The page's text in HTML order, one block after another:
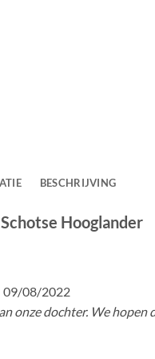
BESCHRIJVING
Hooglander
09/08/2022
onze dochter. We hopen